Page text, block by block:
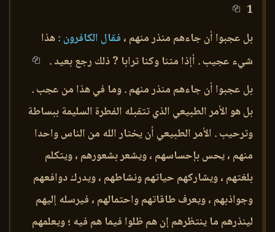
1
بل عجبوا أن جاءهم منذر منهم ، فقال الكافرون :هذا
شيء عجيب . أإذا متنا وكنا ترابا ? ذلك رجع بعيد .
بل عجبوا أن جاءهم منذر منهم . وما في هذا من عجب .
بل هو الأمر الطبيعي الذي تتقبله الفطرة السليمة ببساطة
وترحيب . الأمر الطبيعي أن يختار الله من الناس واحدا
منهم ، يحس بإحساسهم ، ويشعر بشعورهم ، ويتكلم
بلغتهم ، ويشاركهم حياتهم ونشاطهم ، ويدرك دوافعهم
وجواذبهم ، ويعرف طاقاتهم واحتمالهم ، فيرسله إليهم
لينذرهم ما ينتظرهم إن هم ظلوا فيما هم فيه ؛ ويعلمهم